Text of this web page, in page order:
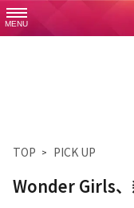
MENU
TOP PICK UP
Wonder Girls、